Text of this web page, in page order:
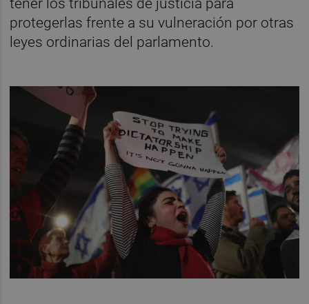
tener los tribunales de justicia para
protegerlas frente a su vulneración por otras
leyes ordinarias del parlamento.